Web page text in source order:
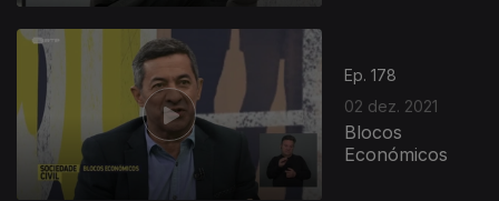
Ep. 178
02 dez. 2021
Blocos
Económicos